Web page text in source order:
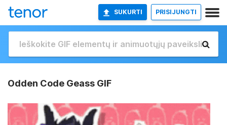
SUKURTI PRISIJUNGTI
Odden Code Geass GIF